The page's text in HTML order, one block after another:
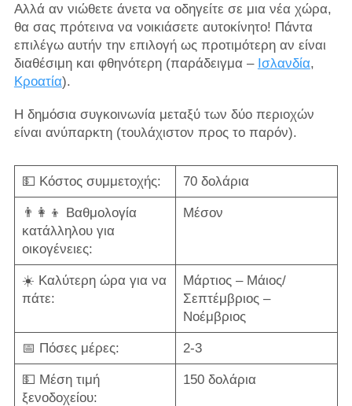
Αλλά αν νιώθετε άνετα να οδηγείτε σε μια νέα χώρα,
θα σας πρότεινα να νοικιάσετε αυτοκίνητο! Πάντα
επιλέγω αυτήν την επιλογή ως προτιμότερη αν είναι
διαθέσιμη και φθηνότερη (παράδειγμα – Ισλανδία,
Κροατία).
Η δημόσια συγκοινωνία μεταξύ των δύο περιοχών
είναι ανύπαρκτη (τουλάχιστον προς το παρόν).
💵 Κόστος συμμετοχής: 70 δολάρια
👨‍👩‍👦 Βαθμολογία
κατάλληλου για
οικογένειες:
Μέσον
☀️ Καλύτερη ώρα για να
πάτε:
Μάρτιος – Μάιος/
Σεπτέμβριος –
Νοέμβριος
📅 Πόσες μέρες: 2-3
💵 Μέση τιμή
ξενοδοχείου:
150 δολάρια